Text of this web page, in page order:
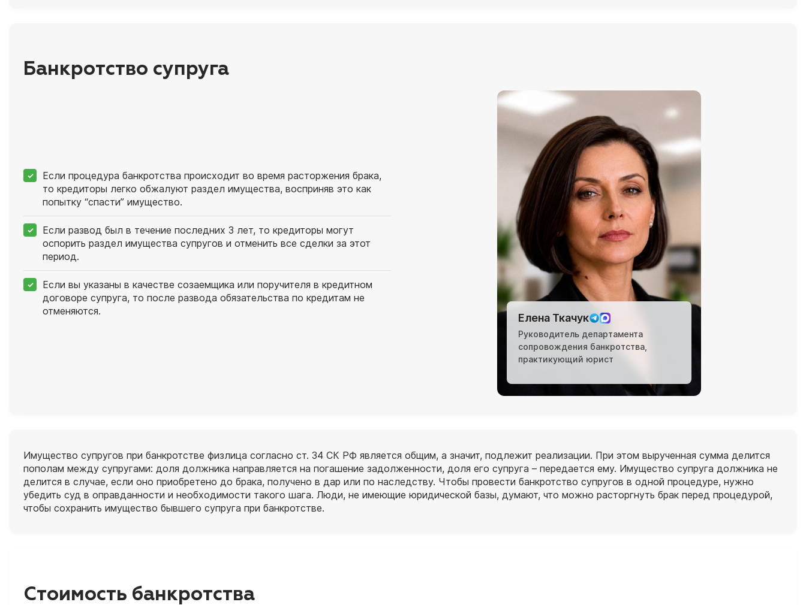
Банкротство супруга
Если процедура банкротства происходит во время расторжения брака,
то кредиторы легко обжалуют раздел имущества, восприняв это как
попытку “спасти” имущество.
Если развод был в течение последних 3 лет, то кредиторы могут
оспорить раздел имущества супругов и отменить все сделки за этот
период.
Если вы указаны в качестве созаемщика или поручителя в кредитном
договоре супруга, то после развода обязательства по кредитам не
отменяются.
Елена Ткачук
Руководитель департамента
сопровождения банкротства,
практикующий юрист
Имущество супругов при банкротстве физлица согласно ст. 34 СК РФ является общим, а значит, подлежит реализации. При этом вырученная сумма делится
пополам между супругами: доля должника направляется на погашение задолженности, доля его супруга – передается ему. Имущество супруга должника не
делится в случае, если оно приобретено до брака, получено в дар или по наследству. Чтобы провести банкротство супругов в одной процедуре, нужно
убедить суд в оправданности и необходимости такого шага. Люди, не имеющие юридической базы, думают, что можно расторгнуть брак перед процедурой,
чтобы сохранить имущество бывшего супруга при банкротстве.
Стоимость банкротства